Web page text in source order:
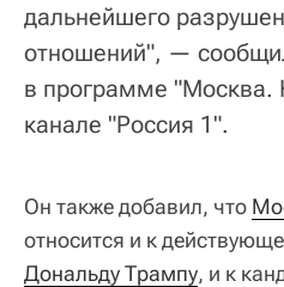
дальнейшего
отношений", —
в программе "Москва.
канале "Россия 1".
Он также добавил, что
относится и к
Дональду Трампу, и к